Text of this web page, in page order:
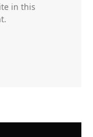
in this